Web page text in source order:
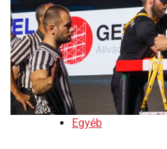
Egyéb